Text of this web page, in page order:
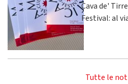
Cava de'
Festival: al
Tutte le